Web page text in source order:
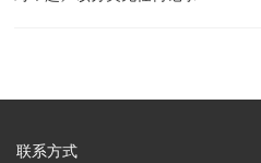
联系方式